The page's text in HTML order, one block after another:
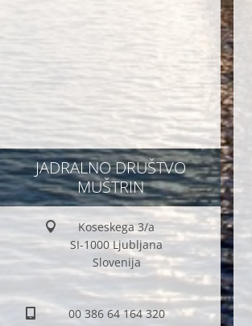
JADRALNO DRUŠTVO
MUŠTRIN
Koseskega 3/a
SI-1000 Ljubljana
Slovenija
00 386 64 164 320